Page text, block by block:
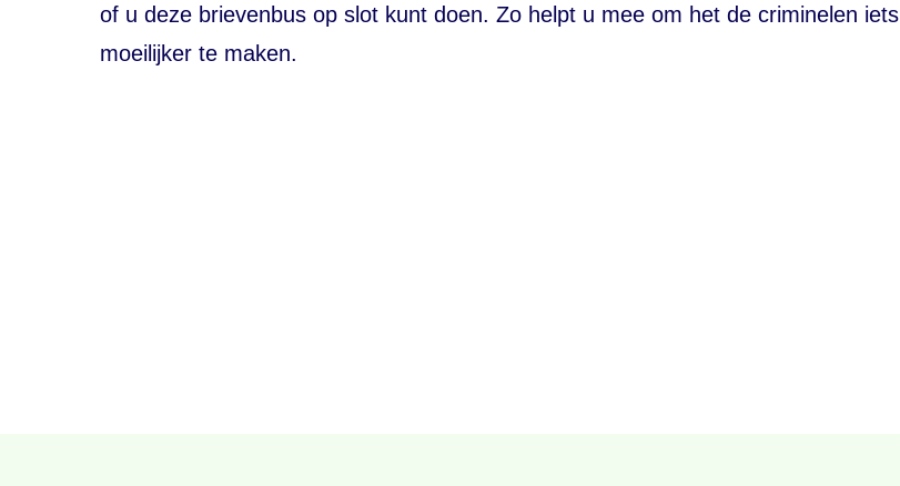
of u deze brievenbus op slot kunt doen. Zo helpt u mee om het de criminelen iets
moeilijker te maken.